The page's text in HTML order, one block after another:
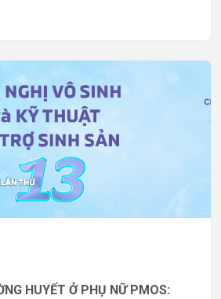
HUYẾT Ở PHỤ NỮ PMOS: